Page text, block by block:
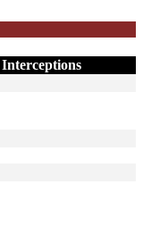
Interceptions